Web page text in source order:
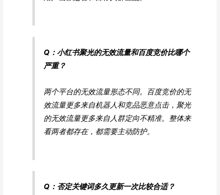
Q：小红书聚光的无效流量和百度竞价比哪个
严重？
两个平台的无效流量形态不同。百度竞价的无
效流量更多来自机器人和竞品恶意点击，聚光
的无效流量更多来自人群定向不精准。整体来
看两者都存在，都需要主动防护。
Q：否定关键词多久更新一次比较合适？